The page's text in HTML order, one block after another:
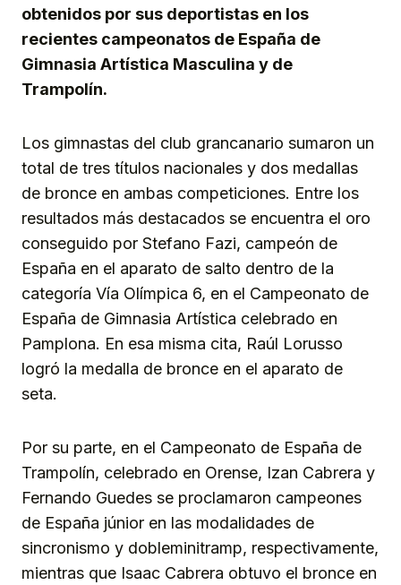
obtenidos por sus deportistas en los
recientes campeonatos de España de
Gimnasia Artística Masculina y de
Trampolín.
Los gimnastas del club grancanario sumaron un
total de tres títulos nacionales y dos medallas
de bronce en ambas competiciones. Entre los
resultados más destacados se encuentra el oro
conseguido por Stefano Fazi, campeón de
España en el aparato de salto dentro de la
categoría Vía Olímpica 6, en el Campeonato de
España de Gimnasia Artística celebrado en
Pamplona. En esa misma cita, Raúl Lorusso
logró la medalla de bronce en el aparato de
seta.
Por su parte, en el Campeonato de España de
Trampolín, celebrado en Orense, Izan Cabrera y
Fernando Guedes se proclamaron campeones
de España júnior en las modalidades de
sincronismo y dobleminitramp, respectivamente,
mientras que Isaac Cabrera obtuvo el bronce en